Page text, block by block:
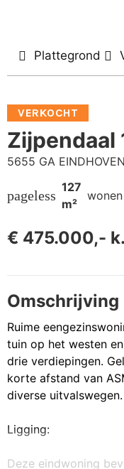
Plattegrond
VERKOCHT
Zijpendaal
5655 GA EINDHOVEN
pageless
127
m²
wonen
€ 475.000,-
Omschrijving
Ruime
tuin op het westen
drie verdiepingen.
korte afstand van
diverse uitvalswegen.
Ligging:
Deze eindwoning